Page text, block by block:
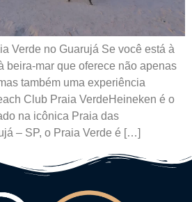
Verde no Guarujá Se você está à
beira-mar que oferece não apenas
também uma experiência
Club Praia VerdeHeineken é o
na icônica Praia das
– SP, o Praia Verde é […]